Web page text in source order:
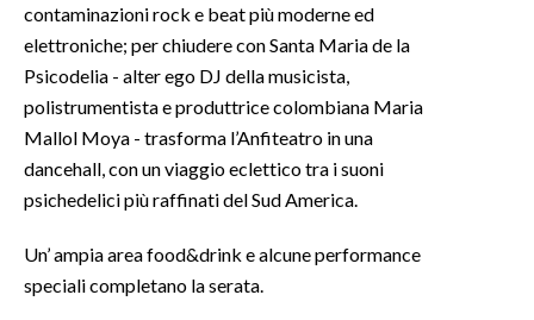
INFO AZIENDE
ABBONATI
ANNUNCI
PUBBLICITÀ
SPIAGGE
contaminazioni rock e beat più moderne ed
elettroniche; per chiudere con Santa Maria de la
Psicodelia - alter ego DJ della musicista,
polistrumentista e produttrice colombiana Maria
Mallol Moya - trasforma l’Anfiteatro in una
dancehall, con un viaggio eclettico tra i suoni
psichedelici più raffinati del Sud America.
Un’ ampia area food&drink e alcune performance
speciali completano la serata.